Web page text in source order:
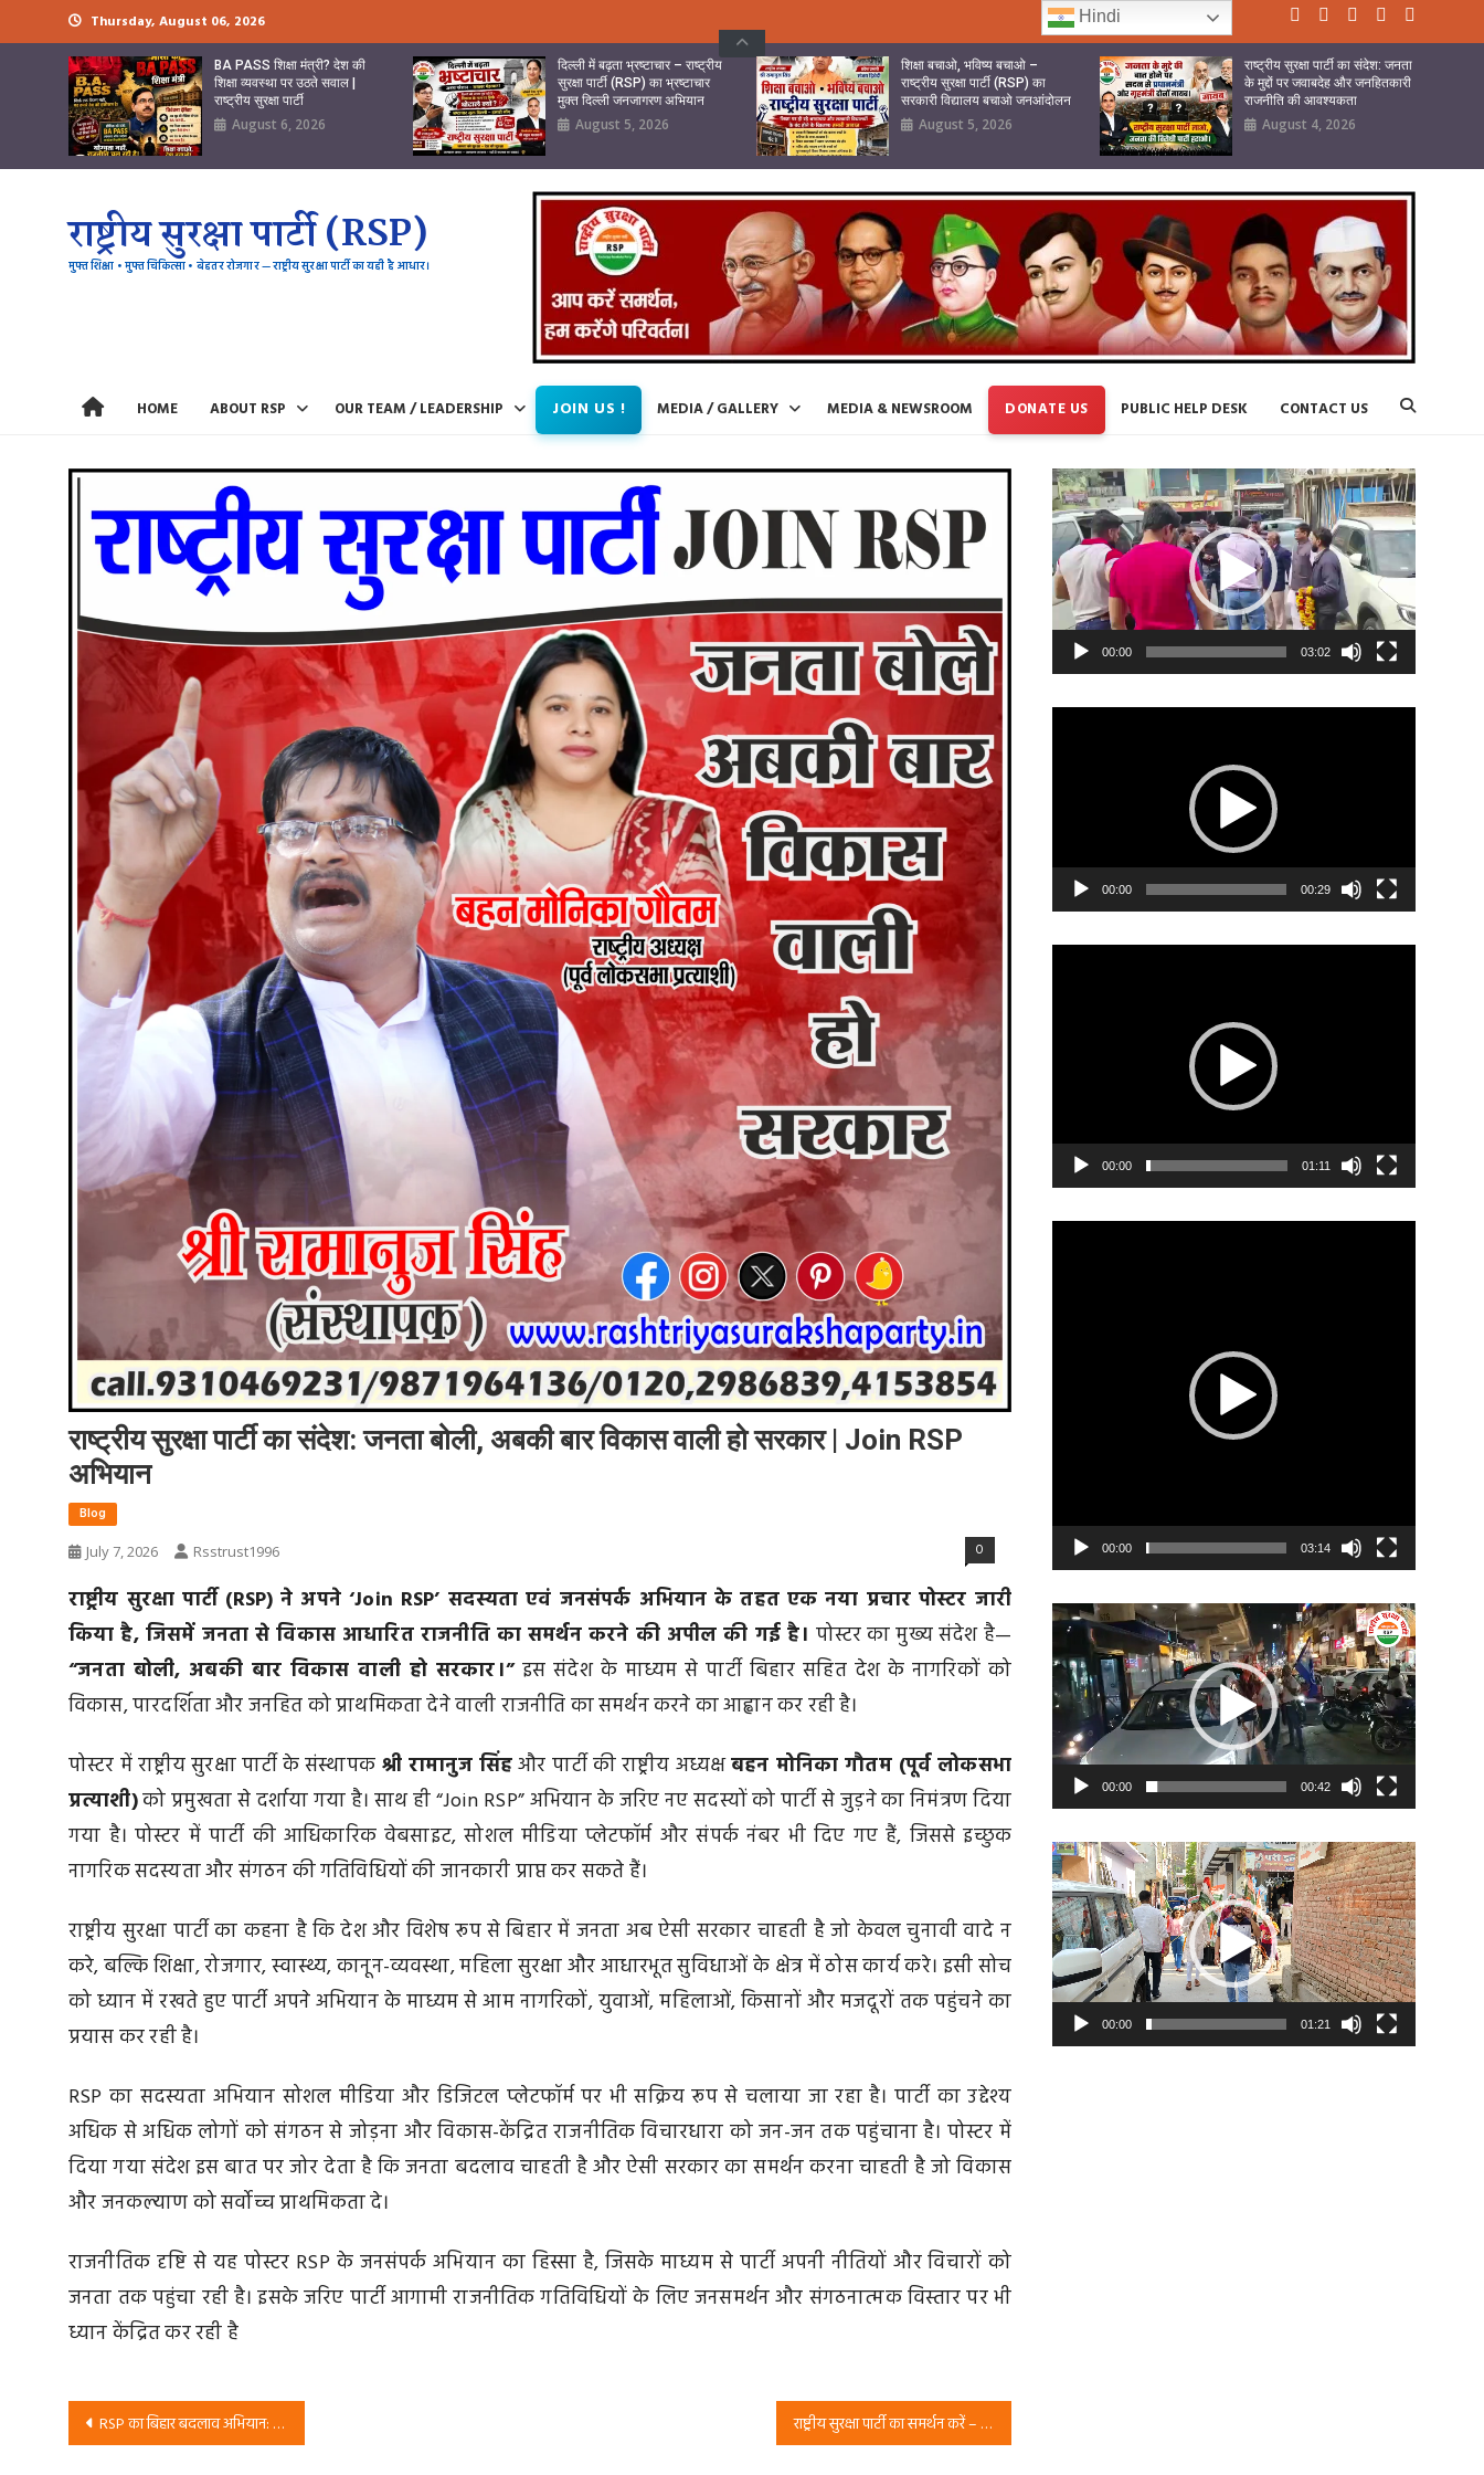
to
Thursday, August 06, 2026
BA PASS शिक्षा मंत्री? देश की
शिक्षा व्यवस्था पर उठते सवाल |
राष्ट्रीय सुरक्षा पार्टी
August 6, 2026
दिल्ली में बढ़ता भ्रष्टाचार – राष्ट्रीय
सुरक्षा पार्टी (RSP) का भ्रष्टाचार
मुक्त दिल्ली जनजागरण अभियान
August 5, 2026
शिक्षा बचाओ, भविष्य बचाओ –
राष्ट्रीय सुरक्षा पार्टी (RSP) का
सरकारी विद्यालय बचाओ जनआंदोलन
August 5, 2026
राष्ट्रीय सुरक्षा पार्टी का संदेश: जनता
के मुद्दों पर जवाबदेह और जनहितकारी
राजनीति की आवश्यकता
August 4, 2026
राष्ट्रीय सुरक्षा पार्टी (RSP)
मुफ्त शिक्षा • मुफ्त चिकित्सा • बेहतर रोजगार — राष्ट्रीय सुरक्षा पार्टी का यही है आधार।
HOME ABOUT RSP OUR TEAM / LEADERSHIP JOIN US ! MEDIA / GALLERY MEDIA & NEWSROOM DONATE US PUBLIC HELP DESK CONTACT US
राष्ट्रीय सुरक्षा पार्टी का संदेश: जनता बोली, अबकी बार विकास वाली हो सरकार | Join RSP
अभियान
Blog
July 7, 2026
Rsstrust1996 0
राष्ट्रीय सुरक्षा पार्टी (RSP) ने अपने ‘Join RSP’ सदस्यता एवं जनसंपर्क अभियान के तहत एक नया प्रचार पोस्टर जारी
किया है, जिसमें जनता से विकास आधारित राजनीति का समर्थन करने की अपील की गई है। पोस्टर का मुख्य संदेश है—
“जनता बोली, अबकी बार विकास वाली हो सरकार।”इस संदेश के माध्यम से पार्टी बिहार सहित देश के नागरिकों को
विकास, पारदर्शिता और जनहित को प्राथमिकता देने वाली राजनीति का समर्थन करने का आह्वान कर रही है।
पोस्टर में राष्ट्रीय सुरक्षा पार्टी के संस्थापक श्री रामानुज सिंहऔर पार्टी की राष्ट्रीय अध्यक्षबहन मोनिका गौतम (पूर्व लोकसभा
प्रत्याशी)को प्रमुखता से दर्शाया गया है। साथ ही “Join RSP” अभियान के जरिए नए सदस्यों को पार्टी से जुड़ने का निमंत्रण दिया
गया है। पोस्टर में पार्टी की आधिकारिक वेबसाइट, सोशल मीडिया प्लेटफॉर्म और संपर्क नंबर भी दिए गए हैं, जिससे इच्छुक
नागरिक सदस्यता और संगठन की गतिविधियों की जानकारी प्राप्त कर सकते हैं।
राष्ट्रीय सुरक्षा पार्टी का कहना है कि देश और विशेष रूप से बिहार में जनता अब ऐसी सरकार चाहती है जो केवल चुनावी वादे न
करे, बल्कि शिक्षा, रोजगार, स्वास्थ्य, कानून-व्यवस्था, महिला सुरक्षा और आधारभूत सुविधाओं के क्षेत्र में ठोस कार्य करे। इसी सोच
को ध्यान में रखते हुए पार्टी अपने अभियान के माध्यम से आम नागरिकों, युवाओं, महिलाओं, किसानों और मजदूरों तक पहुंचने का
प्रयास कर रही है।
RSP का सदस्यता अभियान सोशल मीडिया और डिजिटल प्लेटफॉर्म पर भी सक्रिय रूप से चलाया जा रहा है। पार्टी का उद्देश्य
अधिक से अधिक लोगों को संगठन से जोड़ना और विकास-केंद्रित राजनीतिक विचारधारा को जन-जन तक पहुंचाना है। पोस्टर में
दिया गया संदेश इस बात पर जोर देता है कि जनता बदलाव चाहती है और ऐसी सरकार का समर्थन करना चाहती है जो विकास
और जनकल्याण को सर्वोच्च प्राथमिकता दे।
राजनीतिक दृष्टि से यह पोस्टर RSP के जनसंपर्क अभियान का हिस्सा है, जिसके माध्यम से पार्टी अपनी नीतियों और विचारों को
जनता तक पहुंचा रही है। इसके जरिए पार्टी आगामी राजनीतिक गतिविधियों के लिए जनसमर्थन और संगठनात्मक विस्तार पर भी
ध्यान केंद्रित कर रही है
Post
RSP का बिहार बदलाव अभियान: वादों में मत बहको, इस बार हम बिहार बदलेंगे राष्ट्रीय सुरक्षा पार्टी का समर्थन करें – ईमानदार नेतृत्व और राष्ट्र निर्माण का संकल्प
Video
Player
00:00 03:02
00:00 00:29
00:00 01:11
00:00 03:14
Video
Player
00:00 00:42
Video
Player
00:00 01:21
Hindi